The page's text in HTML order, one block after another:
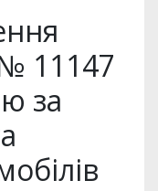
11147
за